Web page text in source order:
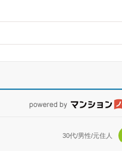
30代/男性/元住人